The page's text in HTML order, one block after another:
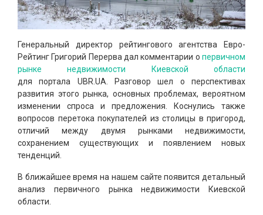
Генеральный директор рейтингового агентства Евро-
Рейтинг Григорий Перерва дал комментарии о первичном
рынке недвижимости Киевской области
для портала UBR.UA. Разговор шел о перспективах
развития этого рынка, основных проблемах, вероятном
изменении спроса и предложения. Коснулись также
вопросов перетока покупателей из столицы в пригород,
отличий между двумя рынками недвижимости,
сохранением существующих и появлением новых
тенденций.
В ближайшее время на нашем сайте появится детальный
анализ первичного рынка недвижимости Киевской
области.